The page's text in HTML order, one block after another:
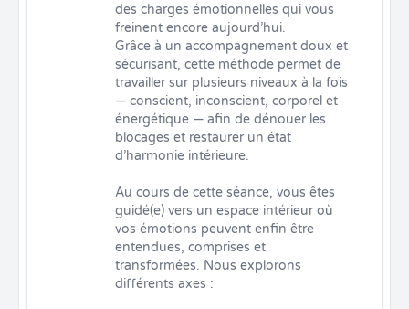
des charges émotionnelles qui vous
freinent encore aujourd’hui.
Grâce à un accompagnement doux et
sécurisant, cette méthode permet de
travailler sur plusieurs niveaux à la fois
— conscient, inconscient, corporel et
énergétique — afin de dénouer les
blocages et restaurer un état
d’harmonie intérieure.
Au cours de cette séance, vous êtes
guidé(e) vers un espace intérieur où
vos émotions peuvent enfin être
entendues, comprises et
transformées. Nous explorons
différents axes :